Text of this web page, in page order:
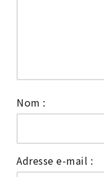
Nom :
Adresse e-mail :